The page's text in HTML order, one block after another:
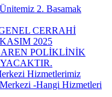
2. Basamak
CERRAHİ
2025
POLİKLİNİK
Hizmetlerimiz
-Hangi Hizmetleri